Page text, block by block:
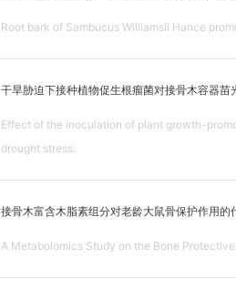
Root bark of Sambucus Williamsii Hance
干旱胁迫下接种植物促生根瘤菌对接骨木容器苗
Effect of the inoculation of plant growth-
drought stress.
接骨木富含木脂素组分对老龄大鼠骨保护作用的
A Metabolomics Study on the Bone